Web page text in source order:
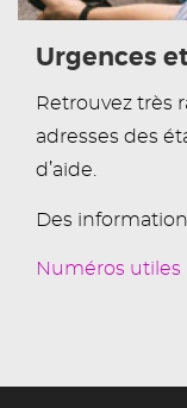
Urgences
Retrouvez très
adresses des
d’aide.
Des
Numéros utiles